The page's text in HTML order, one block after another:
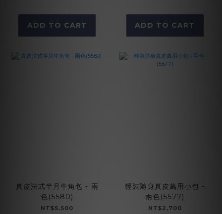
ADD TO CART ADD TO CART
真皮法式半月牛角包 - 兩
色(5580)
NT$5,500
輕裝隨身真皮萬用小包 -
兩色(5577)
NT$2,700